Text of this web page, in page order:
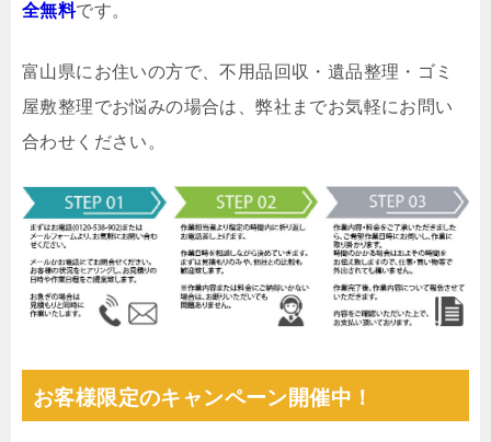
全無料です。
富山県にお住いの方で、不用品回収・遺品整理・ゴミ
屋敷整理でお悩みの場合は、弊社までお気軽にお問い
合わせください。
お客様限定のキャンペーン開催中！